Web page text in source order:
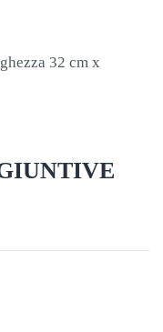
32 cm x